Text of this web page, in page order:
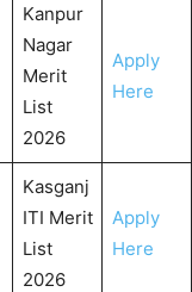
Kanpur
Nagar
Merit
List
2026
Apply
Here
Kasganj
ITI Merit
List
2026
Apply
Here